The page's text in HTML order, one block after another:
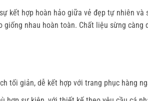
kết hợp hoàn hảo giữa vẻ đẹp tự nhiên
nhau hoàn toàn. Chất liệu sừng
tối giản, dễ kết hợp với trang phục hàng